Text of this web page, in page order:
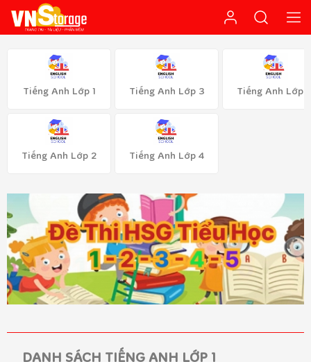
Tiếng Anh Lớp 1
Tiếng Anh Lớp 2
Tiếng Anh Lớp 3
Tiếng Anh Lớp 4
Tiếng Anh Lớp 5
DANH SÁCH TIẾNG ANH LỚP 1